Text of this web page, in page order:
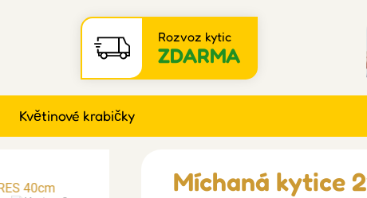
Rozvoz kytic
ZDARMA
Květinové krabičky
Míchaná kytice